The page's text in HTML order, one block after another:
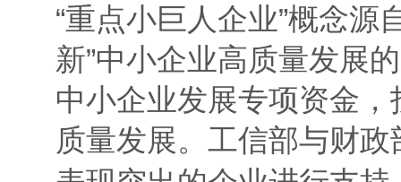
“重点小巨人企业”概念
新”中小企业高质量发展
中小企业发展专项资金
质量发展。工信部与财